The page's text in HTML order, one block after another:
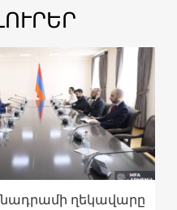
ղեկավարը